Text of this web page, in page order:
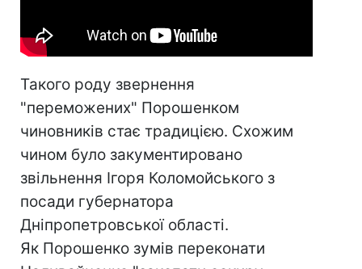
Такого роду звернення
"переможених" Порошенком
чиновників стає традицією. Схожим
чином було закументировано
звільнення Ігоря Коломойського з
посади губернатора
Дніпропетровської області.
Як Порошенко зумів переконати